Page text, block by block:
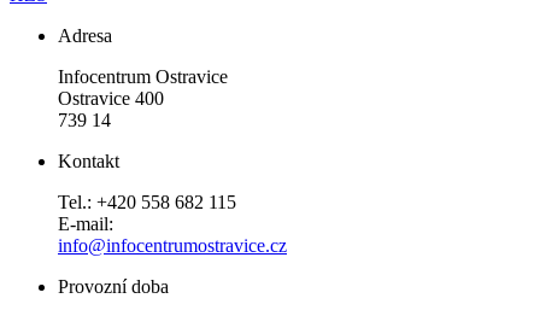
Adresa
Infocentrum Ostravice
Ostravice 400
739 14
Kontakt
Tel.: +420 558 682 115
E-mail:
info@infocentrumostravice.cz
Provozní doba